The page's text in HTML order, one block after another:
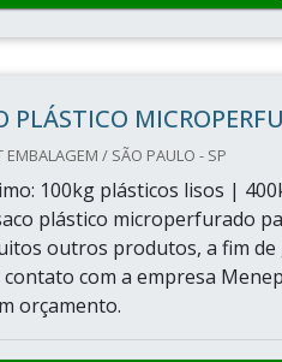
PLÁSTICO
EMBALAGEM / SÃO PAULO - SP
100kg plásticos lisos |
plástico microperfurado
outros produtos, a fim
contato com a empresa
orçamento.